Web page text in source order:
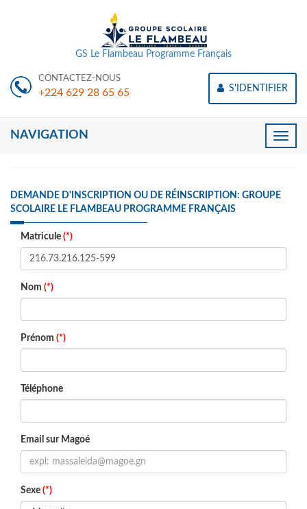
GS Le Flambeau Programme Français
CONTACTEZ-NOUS
+224 629 28 65 65 S'IDENTIFIER
Toggle
NAVIGATION
DEMANDE D'INSCRIPTION OU DE RÉINSCRIPTION: GROUPE
SCOLAIRE LE FLAMBEAU PROGRAMME FRANÇAIS
Matricule (*)
Nom (*)
Prénom (*)
Téléphone
Email sur Magoé
Sexe (*)